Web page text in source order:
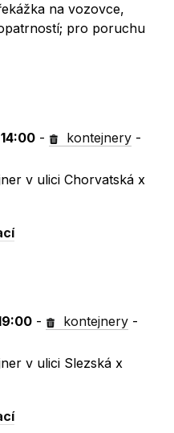
na vozovce,
pro poruchu
- kontejnery -
v ulici Chorvatská x
- kontejnery -
v ulici Slezská x